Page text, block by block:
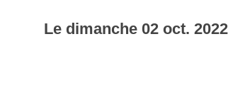
Le dimanche 02 oct. 2022